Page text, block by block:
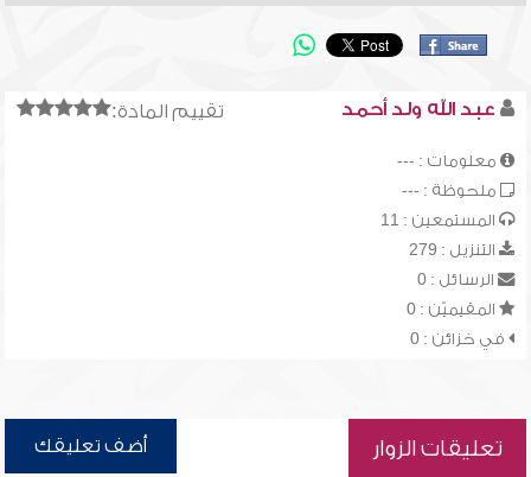
تقييم المادة: عبد الله ولد أحمد
معلومات : ---
ملحوظة : ---
المستمعين : 11
التنزيل : 279
الرسائل : 0
المقيميّن : 0
في خزائن : 0
تعليقات الزوار أضف تعليقك